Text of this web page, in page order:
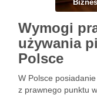
Wymogi
używania
Polsce
W Polsce
z prawnego punktu